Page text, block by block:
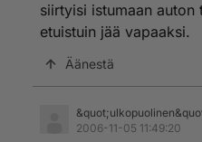
siirtyisi istumaan
etuistuin jää vapaaksi.
Äänestä
2006-11-05 11:49:20